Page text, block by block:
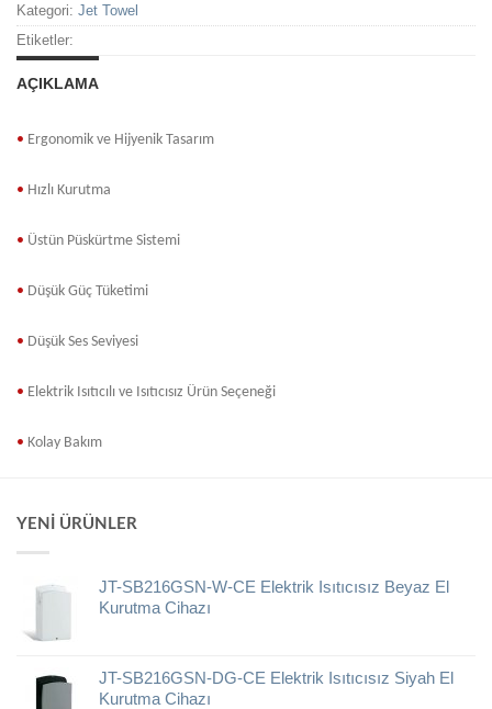
Kategori: Jet Towel
Etiketler:
AÇIKLAMA
• Ergonomik ve Hijyenik Tasarım
• Hızlı Kurutma
• Üstün Püskürtme Sistemi
• Düşük Güç Tüketimi
• Düşük Ses Seviyesi
• Elektrik Isıtıcılı ve Isıtıcısız Ürün Seçeneği
• Kolay Bakım
YENI ÜRÜNLER
JT-SB216GSN-W-CE Elektrik Isıtıcısız Beyaz El
Kurutma Cihazı
JT-SB216GSN-DG-CE Elektrik Isıtıcısız Siyah El
Kurutma Cihazı